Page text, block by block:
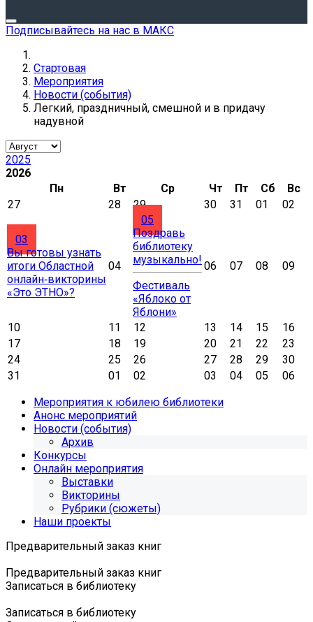
Подписывайтесь на нас в МАКС
Стартовая
Мероприятия
Новости (события)
Легкий, праздничный, смешной и в придачу
надувной
2025
2026
Пн
Вт Ср Чт Пт Сб
Вс
27
28 29 30 31 01 02
03
Вы готовы узнать
итоги Областной
онлайн‑викторины
«Это ЭТНО»?
04
05
Поздравь
библиотеку
музыкально!
Фестиваль
«Яблоко от
Яблони»
06 07 08 09
10 11 12 13 14 15
16
17
18 19 20 21 22
23
24
25 26 27 28 29
30
31
01 02 03 04 05
06
Мероприятия к юбилею библиотеки
Анонс мероприятий
Новости (события)
Архив
Конкурсы
Онлайн мероприятия
Выставки
Викторины
Рубрики (сюжеты)
Наши проекты
Предварительный заказ книг
Предварительный заказ книг
Записаться в библиотеку
Записаться в библиотеку